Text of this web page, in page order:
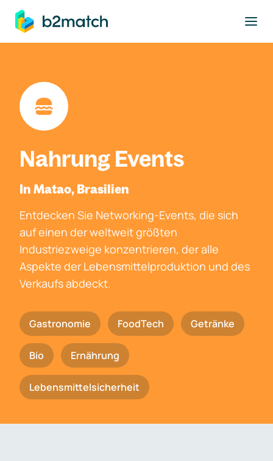
springen
Nahrung Events
In Matao, Brasilien
Entdecken Sie Networking-Events, die sich
auf einen der weltweit größten
Industriezweige konzentrieren, der alle
Aspekte der Lebensmittelproduktion und des
Verkaufs abdeckt.
Gastronomie FoodTech Getränke
Bio Ernährung
Lebensmittelsicherheit